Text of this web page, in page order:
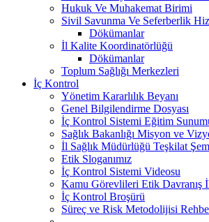
Hukuk Ve Muhakemat Birimi
Sivil Savunma Ve Seferberlik
Dökümanlar
İl Kalite Koordinatörlüğü
Dökümanlar
Toplum Sağlığı Merkezleri
İç Kontrol
Yönetim Kararlılık Beyanı
Genel Bilgilendirme Dosyası
İç Kontrol Sistemi Eğitim
Sağlık Bakanlığı Misyon ve
İl Sağlık Müdürlüğü Teşkilat
Etik Sloganımız
İç Kontrol Sistemi Videosu
Kamu Görevlileri Etik Davranış
İç Kontrol Broşürü
Süreç ve Risk Metodolijisi